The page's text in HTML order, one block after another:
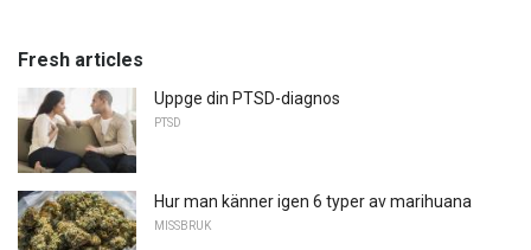
Fresh articles
Uppge din PTSD-diagnos
PTSD
Hur man känner igen 6 typer av marihuana
MISSBRUK